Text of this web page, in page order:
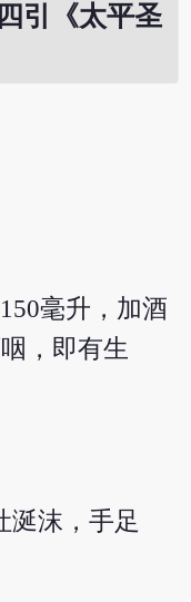
引《太平圣
毫升，加酒
，即有生
涎沫，手足